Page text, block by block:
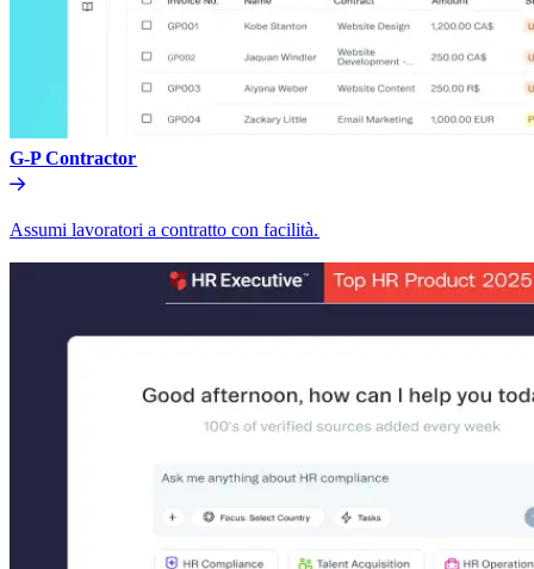
G-P Contractor​​
Assumi lavoratori a contratto con facilità.​​